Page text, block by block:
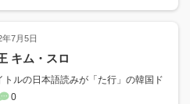
年7月5日
キム・スロ
トルの日本語読みが「た行」の韓国ド
0